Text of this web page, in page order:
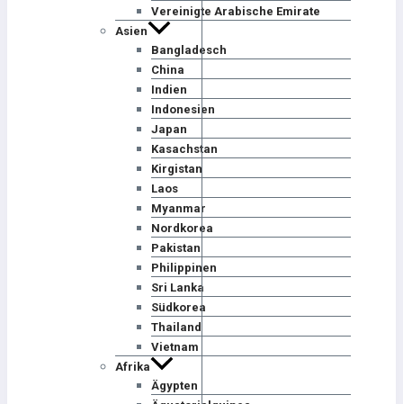
Vereinigte Arabische Emirate
Asien
Bangladesch
China
Indien
Indonesien
Japan
Kasachstan
Kirgistan
Laos
Myanmar
Nordkorea
Pakistan
Philippinen
Sri Lanka
Südkorea
Thailand
Vietnam
Afrika
Ägypten